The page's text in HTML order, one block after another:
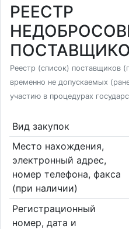
РЕЕСТР
Реестр (список) поставщиков
временно не допускаемых
участию в процедурах
Вид закупок
Место нахождения,
электронный адрес,
номер телефона, факса
(при наличии)
Регистрационный
номер, дата и